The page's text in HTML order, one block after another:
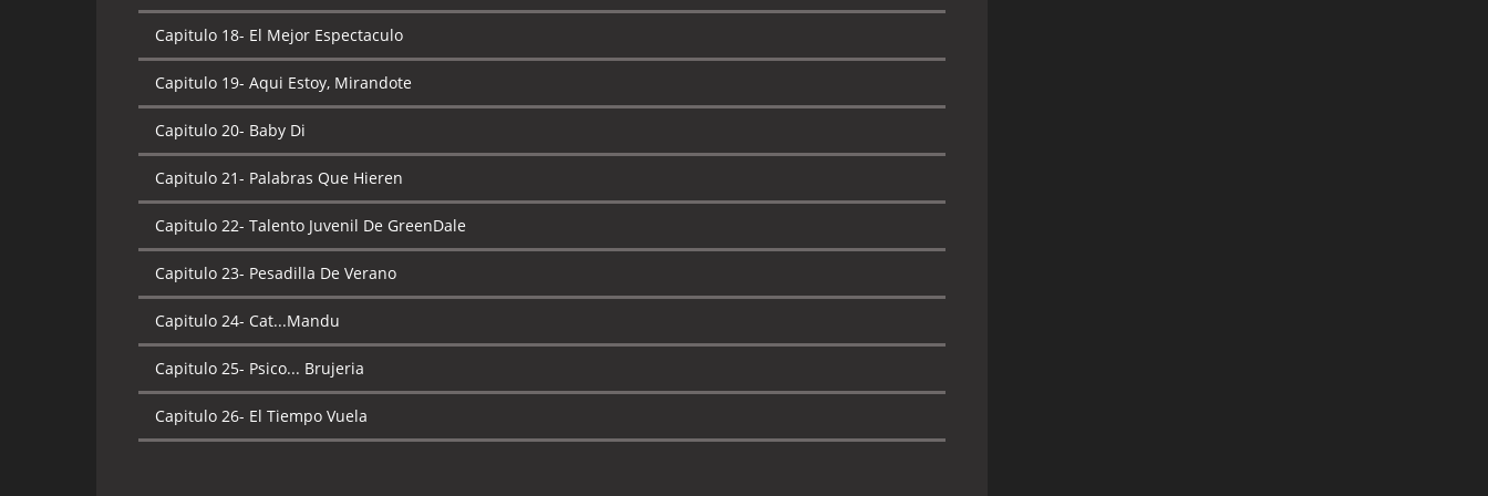
Capitulo 18- El Mejor Espectaculo
Capitulo 19- Aqui Estoy, Mirandote
Capitulo 20- Baby Di
Capitulo 21- Palabras Que Hieren
Capitulo 22- Talento Juvenil De GreenDale
Capitulo 23- Pesadilla De Verano
Capitulo 24- Cat...Mandu
Capitulo 25- Psico... Brujeria
Capitulo 26- El Tiempo Vuela